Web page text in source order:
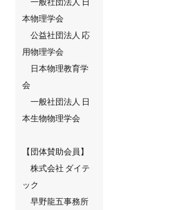
本物理学会
公益社団法人 応
用物理学会
日本物理教育学
会
一般社団法人 日
本生物物理学会
【団体賛助会員】
株式会社 ダイテ
ック
早野龍五事務所